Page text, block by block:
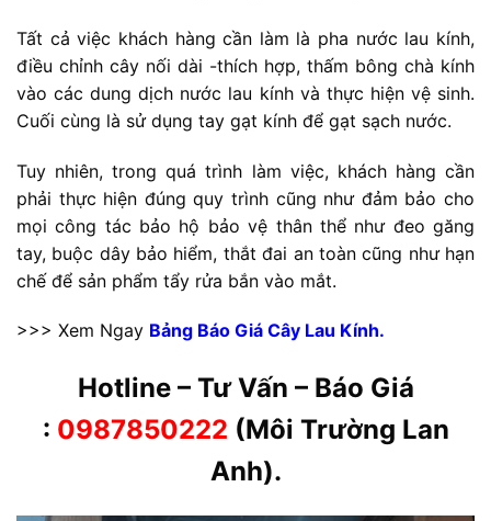
Tất cả việc khách hàng cần làm là pha nước lau kính,
điều chỉnh cây nối dài -thích hợp, thấm bông chà kính
vào các dung dịch nước lau kính và thực hiện vệ sinh.
Cuối cùng là sử dụng tay gạt kính để gạt sạch nước.
Tuy nhiên, trong quá trình làm việc, khách hàng cần
phải thực hiện đúng quy trình cũng như đảm bảo cho
mọi công tác bảo hộ bảo vệ thân thể như đeo găng
tay, buộc dây bảo hiểm, thắt đai an toàn cũng như hạn
chế để sản phẩm tẩy rửa bắn vào mắt.
>>> Xem Ngay Bảng Báo Giá Cây Lau Kính.
Hotline – Tư Vấn – Báo Giá
: 0987850222 (Môi Trường Lan
Anh).